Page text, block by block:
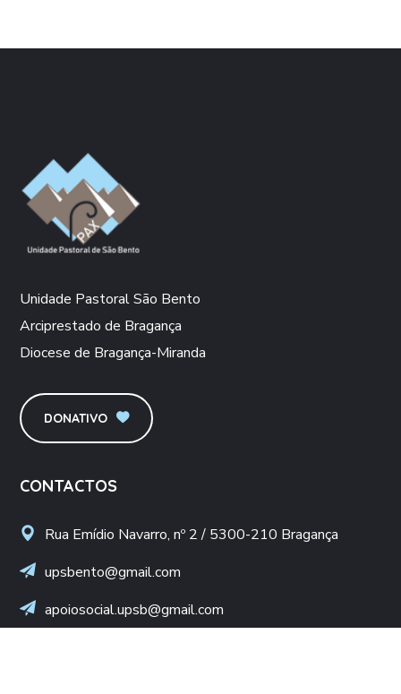
Unidade Pastoral São Bento
Arciprestado de Bragança
Diocese de Bragança-Miranda
DONATIVO
CONTACTOS
Rua Emídio Navarro, nº 2 / 5300-210 Bragança
upsbento@gmail.com
apoiosocial.upsb@gmail.com